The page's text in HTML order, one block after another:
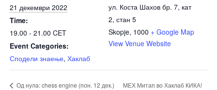
21 декември 2022
Time:
19.00 - 21.00 CET
Event Categories:
Сподели знаење, Хаклаб
ул. Коста Шахов бр. 7, кат
2, стан 5
Skopje, 1000 + Google Map
View Venue Website
Од нула: chess engine (пон. 12 дек.) МЕХ Митап во Хаклаб КИКА!